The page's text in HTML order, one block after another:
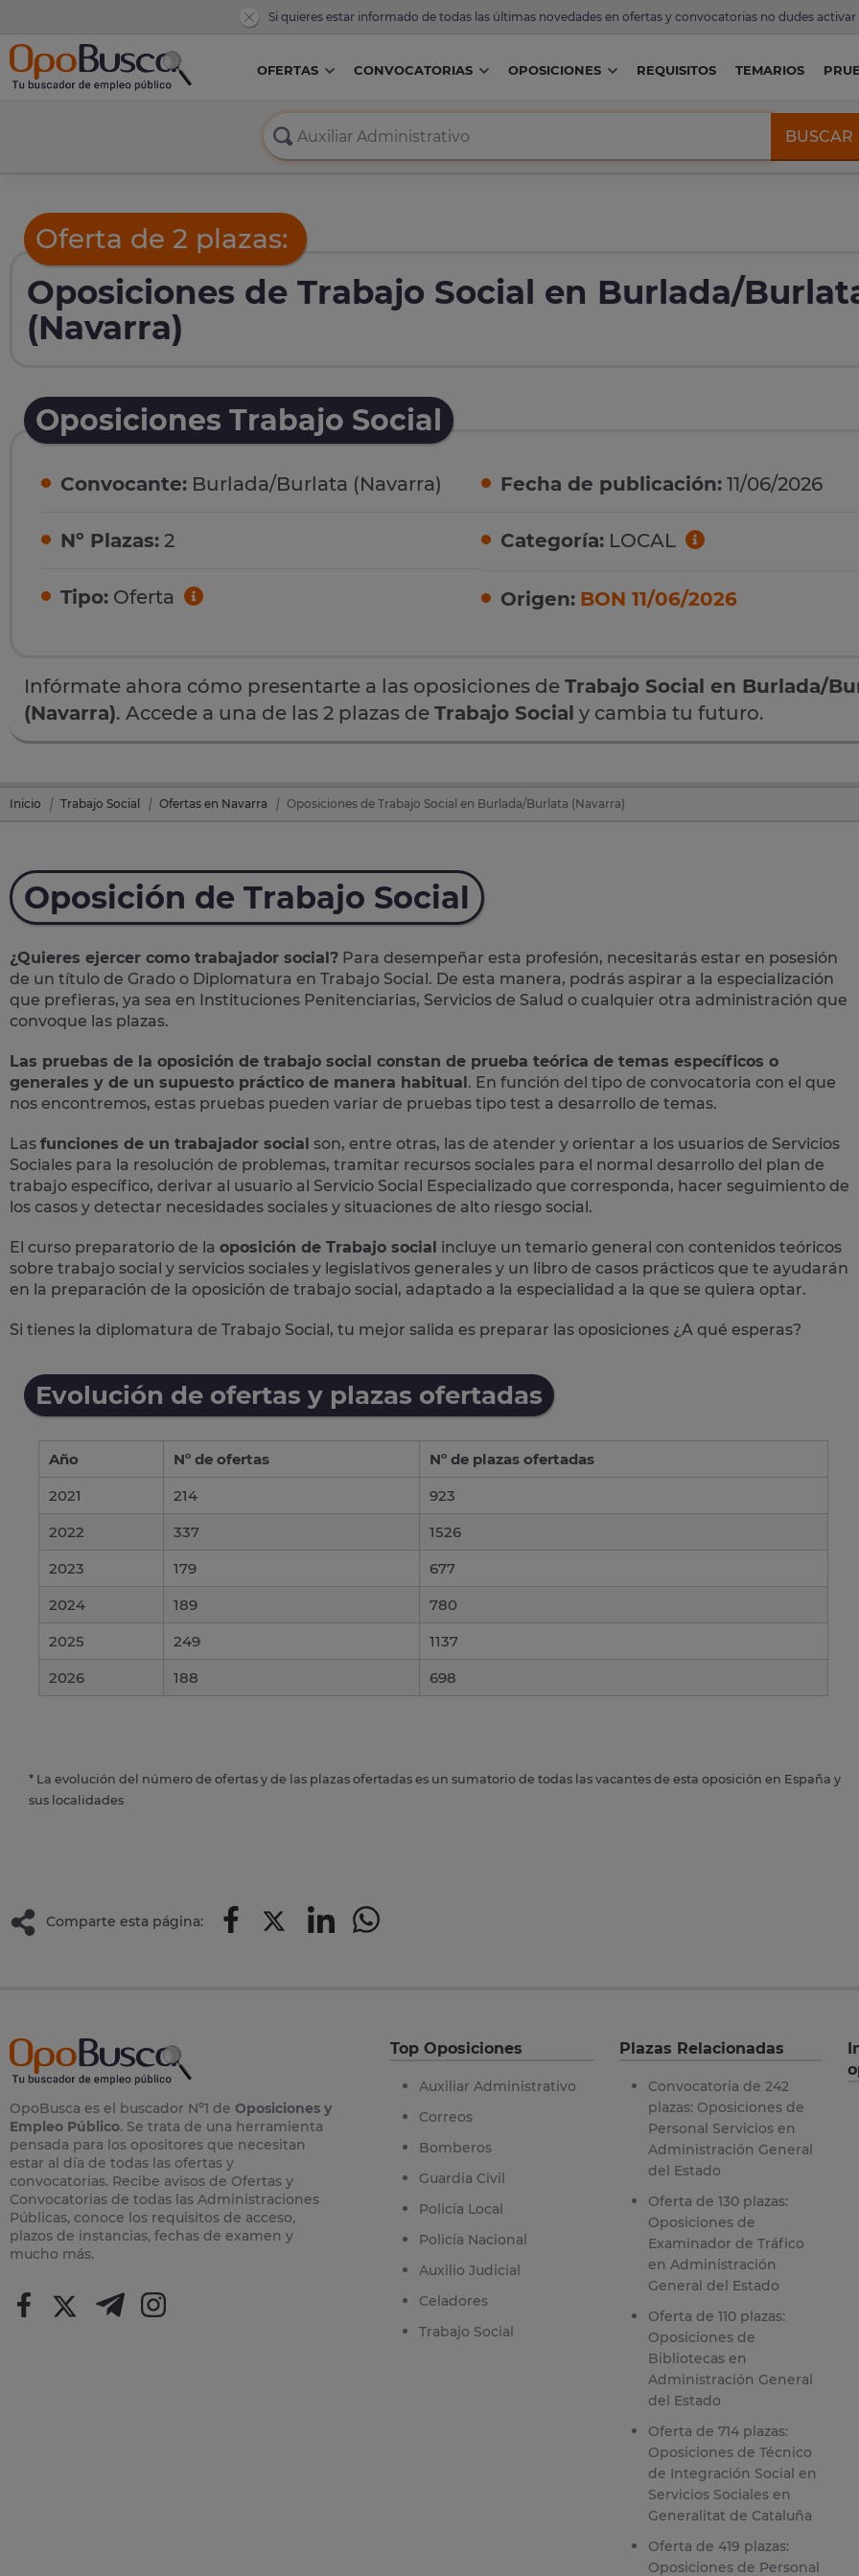
Si quieres estar informado de todas las últimas novedades en ofertas y convocatorias no dudes activar
OFERTAS CONVOCATORIAS OPOSICIONES REQUISITOS TEMARIOS
BUSCAR
Oferta de 2 plazas:
Oposiciones de Trabajo Social en Burlada/
(Navarra)
Oposiciones Trabajo Social
Convocante: Burlada/Burlata (Navarra)
Nº Plazas: 2
Tipo: Oferta
Fecha de publicación: 11/06/2026
Categoría: LOCAL
Origen: BON 11/06/2026
Infórmate ahora cómo presentarte a las oposiciones de Trabajo Social en Burlada/
(Navarra). Accede a una de las 2 plazas de Trabajo Social y cambia tu futuro.
Inicio Trabajo Social Ofertas en Navarra Oposiciones de Trabajo Social en Burlada/Burlata (Navarra)
Oposición de Trabajo Social
¿Quieres ejercer como trabajador social? Para desempeñar esta profesión, necesitarás estar en posesión
de un título de Grado o Diplomatura en Trabajo Social. De esta manera, podrás aspirar a la especialización
que prefieras, ya sea en Instituciones Penitenciarias, Servicios de Salud o cualquier otra administración que
convoque las plazas.
Las pruebas de la oposición de trabajo social constan de prueba teórica de temas específicos o
generales y de un supuesto práctico de manera habitual. En función del tipo de convocatoria con el que
nos encontremos, estas pruebas pueden variar de pruebas tipo test a desarrollo de temas.
Las funciones de un trabajador social son, entre otras, las de atender y orientar a los usuarios de Servicios
Sociales para la resolución de problemas, tramitar recursos sociales para el normal desarrollo del plan de
trabajo específico, derivar al usuario al Servicio Social Especializado que corresponda, hacer seguimiento de
los casos y detectar necesidades sociales y situaciones de alto riesgo social.
El curso preparatorio de la oposición de Trabajo social incluye un temario general con contenidos teóricos
sobre trabajo social y servicios sociales y legislativos generales y un libro de casos prácticos que te ayudarán
en la preparación de la oposición de trabajo social, adaptado a la especialidad a la que se quiera optar.
Si tienes la diplomatura de Trabajo Social, tu mejor salida es preparar las oposiciones ¿A qué esperas?
Evolución de ofertas y plazas ofertadas
Año Nº de ofertas
Nº de plazas ofertadas
2021
214
923
2022
337
1526
2023
179
677
2024
189
780
2025
249
1137
2026
188 698
* La evolución del número de ofertas y de las plazas ofertadas es un sumatorio de todas las vacantes de esta oposición en España y
sus localidades
Comparte esta página:
OpoBusca es el buscador Nº1 de Oposiciones y
Empleo Público. Se trata de una herramienta
pensada para los opositores que necesitan
estar al día de todas las ofertas y
convocatorias. Recibe avisos de Ofertas y
Convocatorias de todas las Administraciones
Públicas, conoce los requisitos de acceso,
plazos de instancias, fechas de examen y
mucho más.
Top Oposiciones
Auxiliar Administrativo
Correos
Bomberos
Guardia Civil
Policía Local
Policía Nacional
Auxilio Judicial
Celadores
Trabajo Social
Plazas Relacionadas
Convocatoria de 242
plazas: Oposiciones de
Personal Servicios en
Administración General
del Estado
Oferta de 130 plazas:
Oposiciones de
Examinador de Tráfico
en Administración
General del Estado
Oferta de 110 plazas:
Oposiciones de
Bibliotecas en
Administración General
del Estado
Oferta de 714 plazas:
Oposiciones de Técnico
de Integración Social en
Servicios Sociales en
Generalitat de Cataluña
Oferta de 419 plazas:
Oposiciones de Personal